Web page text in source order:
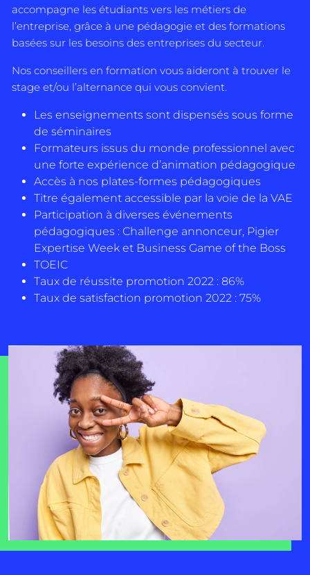
accompagne les étudiants vers les métiers de
l’entreprise, grâce à une pédagogie et des formations
basées sur les besoins des entreprises du secteur.
Nos conseillers en formation vous aideront à trouver le
stage et/ou l’alternance qui vous convient.
Les enseignements sont dispensés sous forme
de séminaires
Formateurs issus du monde professionnel avec
une forte expérience d’animation pédagogique
Accès à nos plates-formes pédagogiques
Titre également accessible par la voie de la VAE
Participation à diverses événements
pédagogiques : Challenge annonceur, Pigier
Expertise Week et Business Game of the Boss
TOEIC
Taux de réussite promotion 2022 : 86%
Taux de satisfaction promotion 2022 : 75%